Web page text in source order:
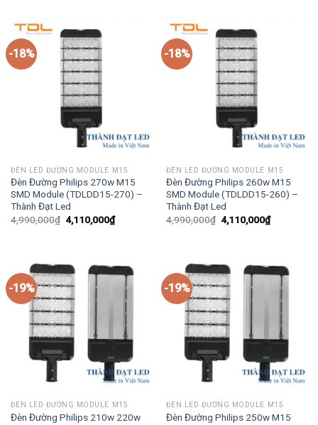
-18%
ĐÈN LED ĐƯỜNG MODULE M15
Đèn Đường Philips 270w M15
SMD Module (TDLDD15-270) –
Thành Đạt Led
4,990,000₫ Giá
gốc
4,110,000₫Giá
hiện
-18%
ĐÈN LED ĐƯỜNG MODULE M15
Đèn Đường Philips 260w M15
SMD Module (TDLDD15-260) –
Thành Đạt Led
4,990,000₫ Giá
gốc
4,110,000₫Giá
hiện
-19%
ĐÈN LED ĐƯỜNG MODULE M15
Đèn Đường Philips 210w 220w
-19%
ĐÈN LED ĐƯỜNG MODULE M15
Đèn Đường Philips 250w M15